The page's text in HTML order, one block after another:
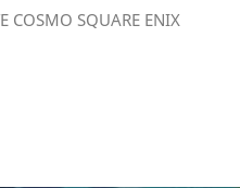
COSMO SQUARE ENIX